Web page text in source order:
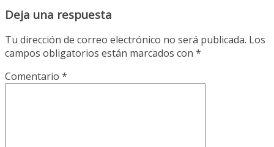
Deja una respuesta
Tu dirección de correo electrónico no será publicada. Los
campos obligatorios están marcados con *
Comentario *